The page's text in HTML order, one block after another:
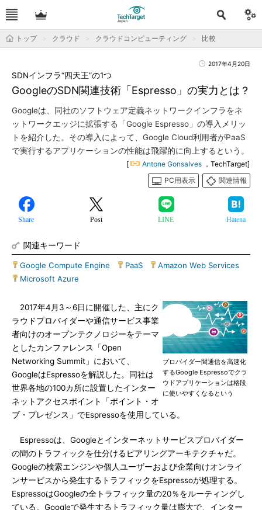
トップ クラウド クラウドコンピューティング 比較
2017年4月20日
GoogleのSDN関連技術「Espresso」の実力とは？
SDNインフラ“四天王”の1つ
Googleは、同社のソフトウェア定義ネットワークインフラをネ
ットワークエッジに拡張する「Google Espresso」の導入メリッ
トを紹介した。その導入によって、Google Cloud利用者がPaaS
で実行するアプリケーションの性能は飛躍的に向上するという。
[ Antone Gonsalves ，TechTarget]
PC用表示
関連情報
Share Post LINE Hatena
関連キーワード
Google Compute Engine PaaS Amazon Web Services
Microsoft Azure
プロバイダー間通信を高速化
するGoogle Espressoでクラ
ウドアプリケーションは格段
に使いやすくなるという
2017年4月3～6日に開催した、主にク
ラウドプロバイダーや通信サービス事業
者向けのオープンテクノロジーをテーマ
としたカンファレンス「Open
Networking Summit」において、
GoogleはEspressoを解説した。同社は
世界各地の100カ所に設置したインター
ネットアクセスポイント「ポイント・オ
ブ・プレゼンス」でEspressoを使用している。
Espressoは、Googleとインターネットサービスプロバイダー
の間のトラフィックを仕分けるピアリングアーキテクチャだ。
Googleの検索エンジンや個人ユーザーおよび企業向けオンライ
ンサービスから発生するトラフィックをEspressoが処理する。
EspressoはGoogleの全トラフィック量の20％をルーティングし
ている。Googleで発生するトラフィック量は膨大で、インター